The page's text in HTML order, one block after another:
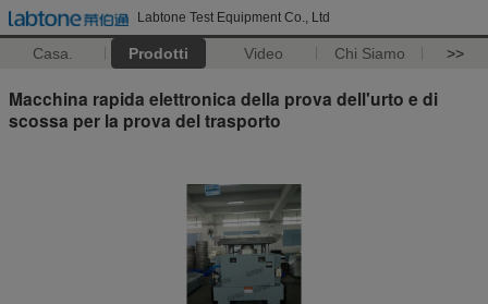
Labtone Test Equipment Co., Ltd
Casa. Prodotti Video Chi Siamo >>
Macchina rapida elettronica della prova dell'urto e di
scossa per la prova del trasporto